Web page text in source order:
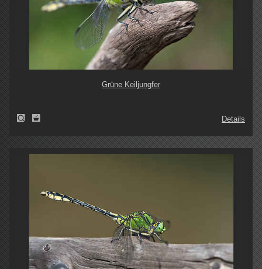
Grüne Keiljungfer
Details